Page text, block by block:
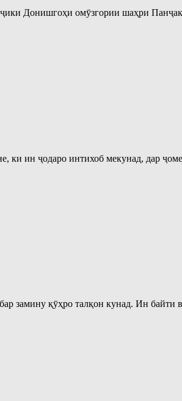
Донишгоҳи омӯзгории шаҳри
ин ҷодаро интихоб мекунад, дар
замину қӯҳро талқон кунад. Ин